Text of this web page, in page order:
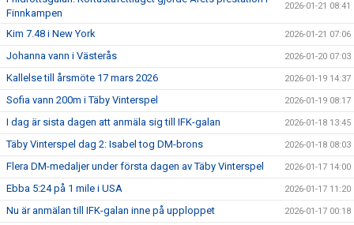
Finnkampen
2026-01-21 08:41
Kim 7.48 i New York 2026-01-21 07:06
Johanna vann i Västerås 2026-01-20 07:03
Kallelse till årsmöte 17 mars 2026 2026-01-19 14:37
Sofia vann 200m i Täby Vinterspel 2026-01-19 08:17
I dag är sista dagen att anmäla sig till IFK-galan 2026-01-18 13:45
Täby Vinterspel dag 2: Isabel tog DM-brons 2026-01-18 08:03
Flera DM-medaljer under första dagen av Täby Vinterspel 2026-01-17 14:00
Ebba 5:24 på 1 mile i USA 2026-01-17 11:20
Nu är anmälan till IFK-galan inne på upploppet 2026-01-17 00:18